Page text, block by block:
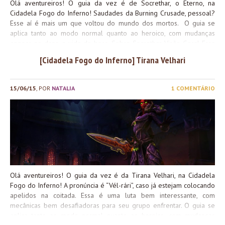
Olá aventureiros! O guia da vez é de Socrethar, o Eterno, na
Cidadela Fogo do Inferno! Saudades da Burning Crusade, pessoal?
Esse aí é mais um que voltou do mundo dos mortos. O guia se
aplica tanto ao modo normal quanto ao heroico, com mudanças
dentro de seu constructo. Quando você zera a vida do constructo,
de Socrethar é expelida. A fase 2 é iniciada, e forças sargerei
tentarão te expulsar e recuperar o controle do constructo, junto à
alma. Você só vence a luta de fato quando destrói a alma de
Socrethar. Apesar de ser um pouco complexa, é uma luta bem
repetitiva. Fase 1 – O Constructo O Constructo é o único inimigo
durante toda a primeira...
[Cidadela Fogo do Inferno] Tirana Velhari
15/06/15, POR NATALIA 1 COMENTÁRIO
Olá aventureiros! O guia da vez é da Tirana Velhari, na Cidadela
Fogo do Inferno! A pronúncia é “Vél-rári”, caso já estejam colocando
apelidos na coitada. Essa é uma luta bem interessante, com
mecânicas bem desafiadoras para seu grupo enfrentar. O guia se